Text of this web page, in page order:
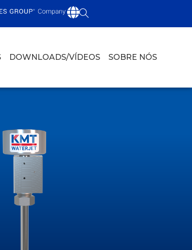
DOWNLOADS/VÍDEOS SOBRE NÓS